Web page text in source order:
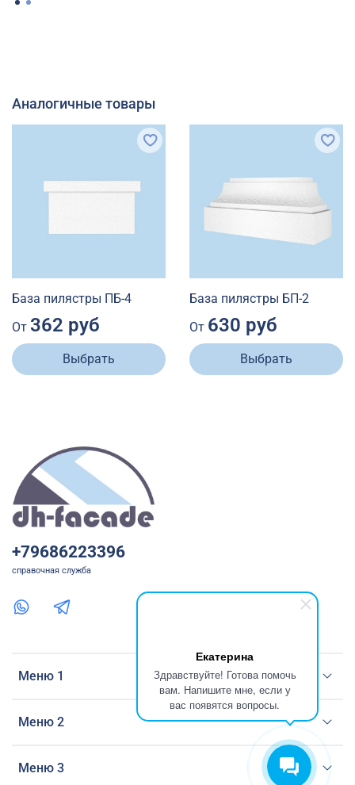
Екатерина
Здравствуйте! Готова помочь
вам. Напишите мне, если у
вас появятся вопросы.
Аналогичные товары
База пилястры ПБ-4
От 362 руб
Выбрать
База пилястры БП-2
От 630 руб
Выбрать
Меню 1
Меню 2
Меню 3
+79686223396
справочная служба